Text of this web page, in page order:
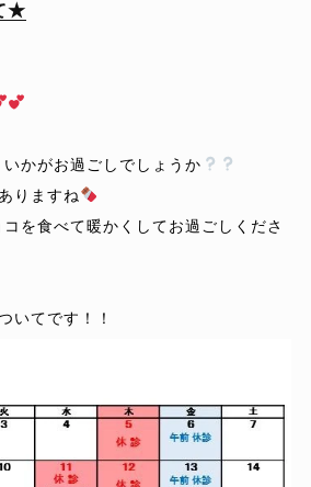
★
かがお過ごしでしょうか
りますね
を食べて暖かくしてお過ごしくださ
いてです！！